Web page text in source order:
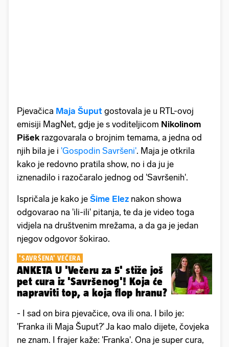
Pjevačica Maja Šuput gostovala je u RTL-ovoj
emisiji MagNet, gdje je s voditeljicom Nikolinom
Pišek razgovarala o brojnim temama, a jedna od
njih bila je i 'Gospodin Savršeni'. Maja je otkrila
kako je redovno pratila show, no i da ju je
iznenadilo i razočaralo jednog od 'Savršenih'.
Ispričala je kako je Šime Elez nakon showa
odgovarao na 'ili-ili' pitanja, te da je video toga
vidjela na društvenim mrežama, a da ga je jedan
njegov odgovor šokirao.
'SAVRŠENA' VEČERA
ANKETA U 'Večeru za 5' stiže još
pet cura iz 'Savršenog'! Koja će
napraviti top, a koja flop hranu?
- I sad on bira pjevačice, ova ili ona. I bilo je:
'Franka ili Maja Šuput?' Ja kao malo dijete, čovjeka
ne znam. I frajer kaže: 'Franka'. Ona je super cura,